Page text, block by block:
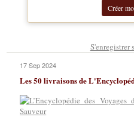
Créer
S'enregistrer
17 Sep 2024
Les 50 livraisons de